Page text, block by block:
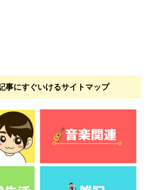
事にすぐいけるサイトマップ